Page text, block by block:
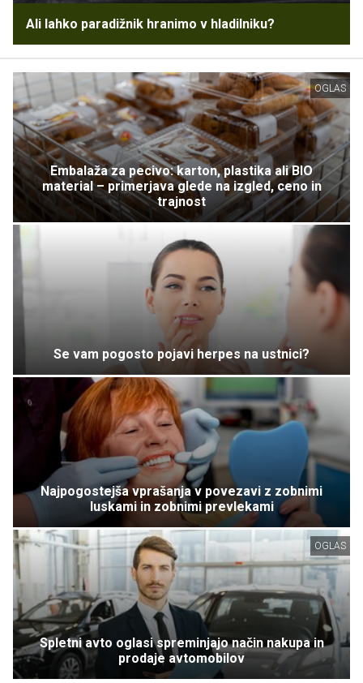
Ali lahko paradižnik hranimo v hladilniku?
OGLAS
Embalaža za pecivo: karton, plastika ali BIO
material – primerjava glede na izgled, ceno in
trajnost
Se vam pogosto pojavi herpes na ustnici?
Najpogostejša vprašanja v povezavi z zobnimi
luskami in zobnimi prevlekami
OGLAS
Spletni avto oglasi spreminjajo način nakupa in
prodaje avtomobilov